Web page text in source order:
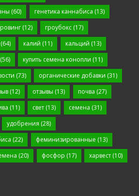
(60) генетика каннабиса (13)
(12) гроубокс (17)
(64) калий (11) кальций (13)
(56) купить семена конопли (11)
(73) органические добавки (31)
(12) отзывы (13) почва (27)
(11) свет (13) семена (31)
удобрения (28)
(22) феминизированные (13)
(20) фосфор (17) харвест (10)